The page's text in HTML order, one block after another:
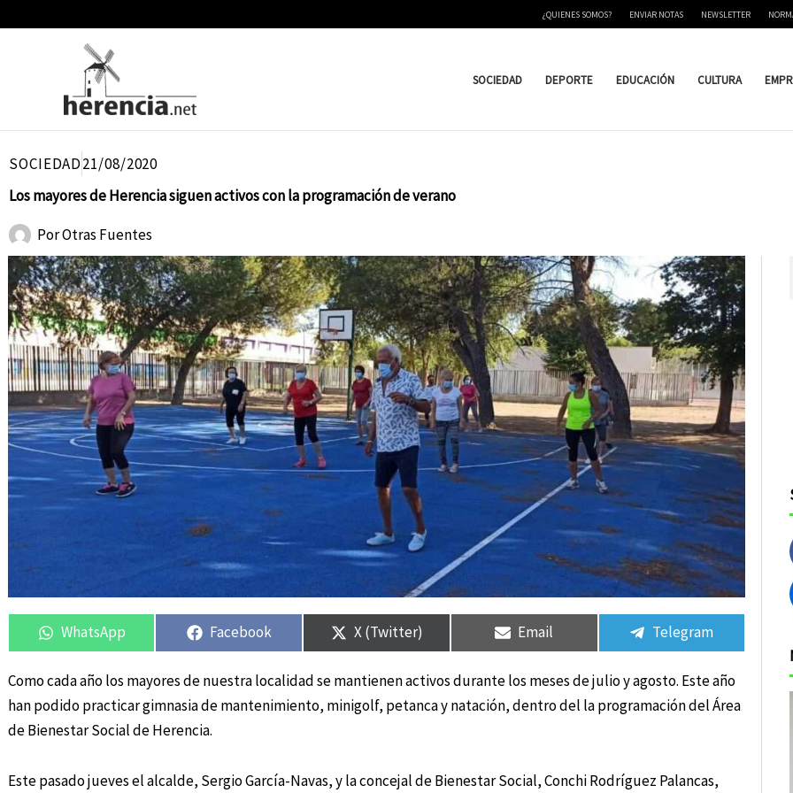
¿QUIENES SOMOS? ENVIAR NOTAS NEWSLETTER
SOCIEDAD DEPORTE EDUCACIÓN CULTURA
SOCIEDAD21/08/2020
Los mayores de Herencia siguen activos con la programación de verano
PorOtras Fuentes
Compartir
en
WhatsApp
Compartir
en
Facebook
Compartir
en
X (Twitter)
Compartir
en
Email
Compartir
en
Telegram
Como cada año los mayores de nuestra localidad se mantienen activos durante los meses de julio y agosto. Este año
han podido practicar gimnasia de mantenimiento, minigolf, petanca y natación, dentro del la programación del Área
de Bienestar Social de Herencia.
Este pasado jueves el alcalde, Sergio García-Navas, y la concejal de Bienestar Social, Conchi Rodríguez Palancas,
Compartir
en
Compartir
en
Compartir
en
Compartir
en
Compartir
en